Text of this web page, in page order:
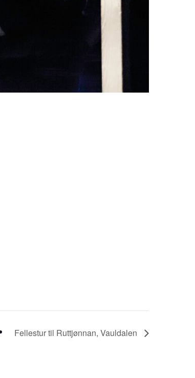
Fellestur til Ruttjønnan, Vauldalen
Mest populært siste uke